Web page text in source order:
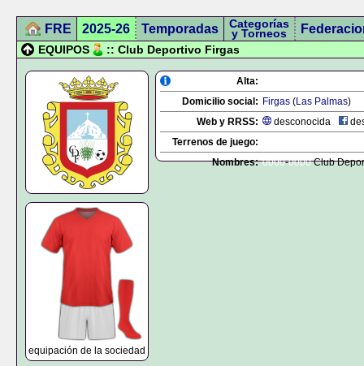
FRE 2025-26 Temporadas Categorías
y Torneos
EQUIPOS :: Club Deportivo Firgas
equipación de la sociedad
Alta:
Domicilio social: Firgas (Las Palmas)
Web y RRSS:
desconocida
Terrenos de juego:
Nombres: 0000-0000Club